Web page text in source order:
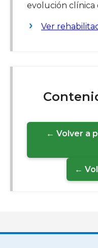
evolución clínica
Ver
← Volver a
←